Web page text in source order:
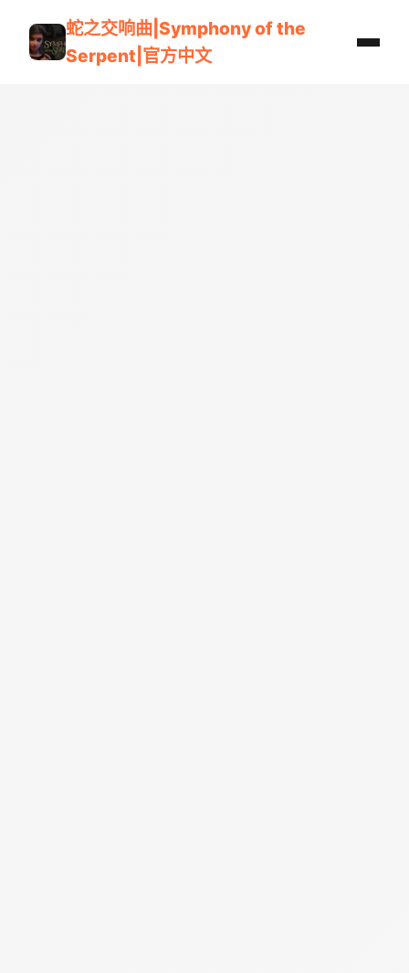
蛇之交响曲|Symphony of the
Serpent|官方中文